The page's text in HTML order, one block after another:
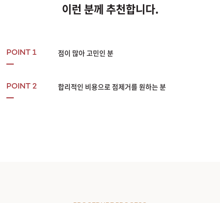
이런 분께 추천합니다.
POINT 1 점이 많아 고민인 분
POINT 2 합리적인 비용으로 점제거를 원하는 분